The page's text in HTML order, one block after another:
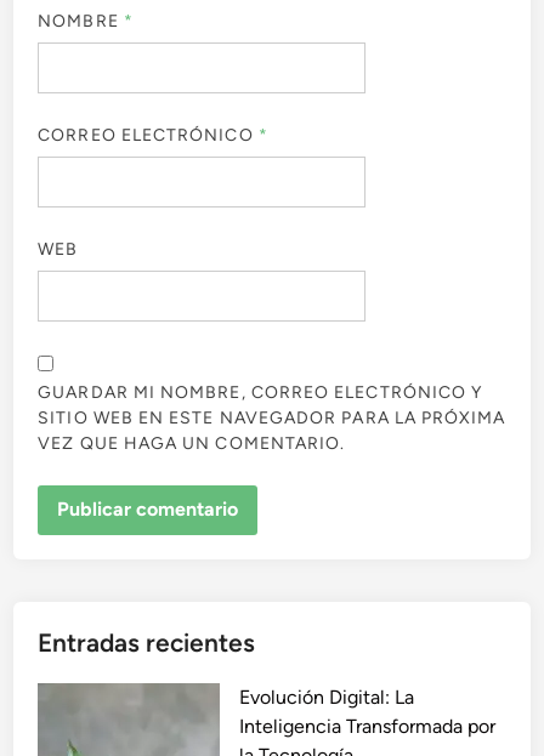
NOMBRE *
CORREO ELECTRÓNICO *
WEB
GUARDAR MI NOMBRE, CORREO ELECTRÓNICO Y
SITIO WEB EN ESTE NAVEGADOR PARA LA PRÓXIMA
VEZ QUE HAGA UN COMENTARIO.
Entradas recientes
Evolución Digital: La
Inteligencia Transformada por